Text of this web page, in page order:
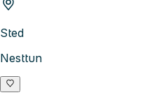
Sted
Nesttun